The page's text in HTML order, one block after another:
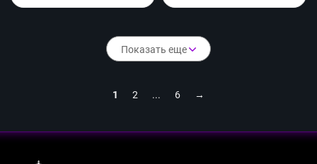
Показать еще
1 2 ... 6 →